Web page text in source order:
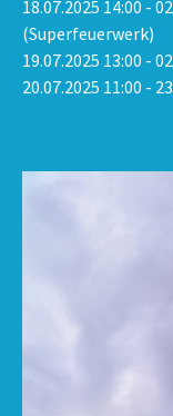
18.07.2025 14:00 -
(Superfeuerwerk)
19.07.2025 13:00 -
20.07.2025 11:00 -